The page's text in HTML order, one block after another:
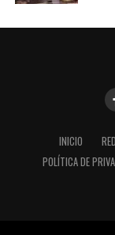
INICIO
POLÍTICA DE